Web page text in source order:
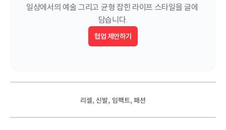
일상에서의 예술 그리고 균형 잡힌 라이프 스타일을 글에
담습니다.
협업 제안하기
리셀, 신발, 임팩트, 패션